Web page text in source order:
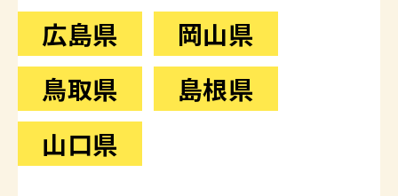
広島県
岡山県
鳥取県
島根県
山口県